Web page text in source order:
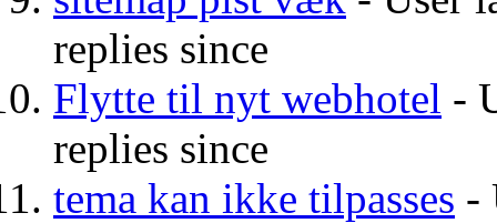
replies since
Flytte til nyt webhotel -
replies since
tema kan ikke tilpasses -